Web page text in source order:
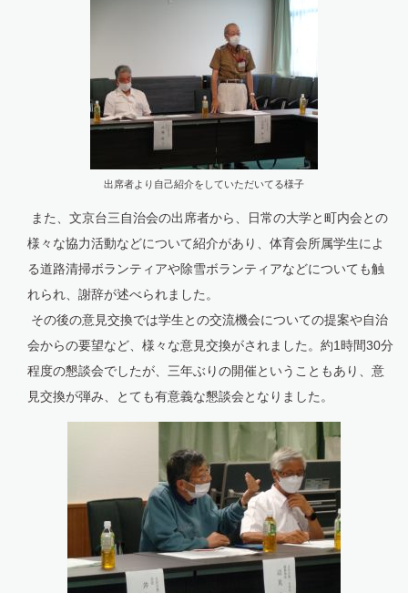
出席者より自己紹介をしていただいてる様子
また、文京台三自治会の出席者から、日常の大学と町内会との
様々な協力活動などについて紹介があり、体育会所属学生によ
る道路清掃ボランティアや除雪ボランティアなどについても触
れられ、謝辞が述べられました。
その後の意見交換では学生との交流機会についての提案や自治
会からの要望など、様々な意見交換がされました。約1時間30分
程度の懇談会でしたが、三年ぶりの開催ということもあり、意
見交換が弾み、とても有意義な懇談会となりました。